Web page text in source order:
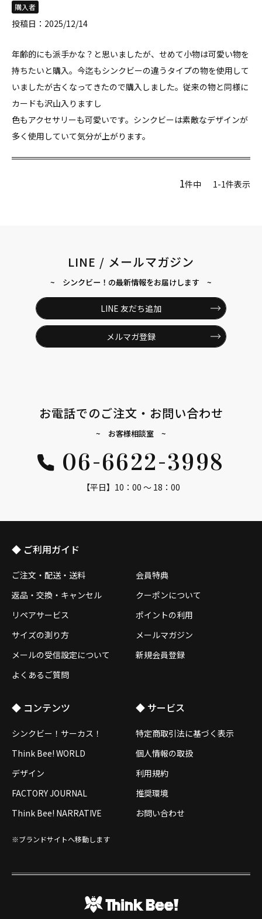
購入者
投稿日 2025/12/14
年齢的にも派手かな？と思いましたが、せめて小物は可愛い物を
持ちたいと購入。今迄もシンクビーの違うタイプの物を使用して
いましたが古くなってきたので購入しました。従来の物と同様に
カードも沢山入りますし
色もアクセサリーも可愛いです。シンクビーは素敵なデザインが
多く使用していて気分が上がります。
1件中 1-1件表示
LINE / メールマガジン
~ シンクビー！の最新情報をお届けします ~
LINE 友だち追加
メルマガ登録
お電話でのご注文・お問い合わせ
~ お客様相談室 ~
06-6622-3998
【平日】10：00 ～ 18：00
◆ ご利用ガイド
ご注文・配送・送料
返品・交換・キャンセル
リペアサービス
サイズの測り方
メールの受信設定について
よくあるご質問
会員特典
クーポンについて
ポイントの利用
メールマガジン
新規会員登録
◆ コンテンツ
シンクビー！サーカス！
Think Bee! WORLD
デザイン
FACTORY JOURNAL
Think Bee! NARRATIVE
※ブランドサイトへ移動します
◆ サービス
特定商取引法に基づく表示
個人情報の取扱
利用規約
推奨環境
お問い合わせ